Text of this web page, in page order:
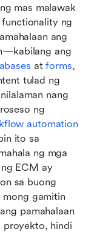
mas malawak
ng
ang
ang
at forms,
nang
ng
automation
ito sa
ng mga
ECM ay
sa buong
mong gamitin
pamahalaan
proyekto, hindi